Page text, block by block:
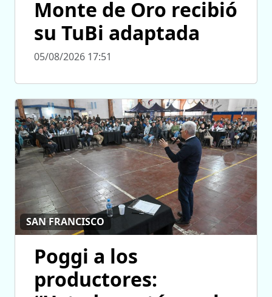
Monte de Oro recibió
su TuBi adaptada
05/08/2026 17:51
SAN FRANCISCO
Poggi a los
productores: